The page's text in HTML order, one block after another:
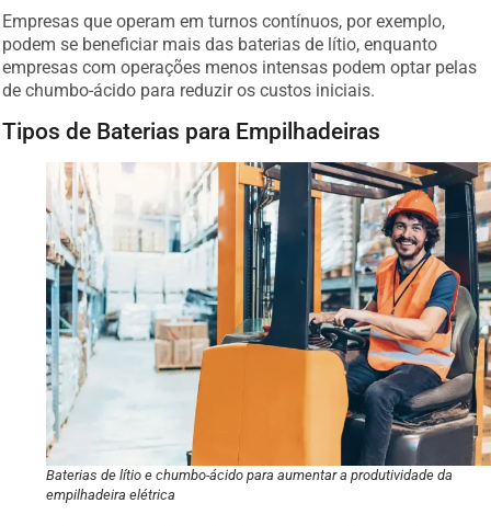
Empresas que operam em turnos contínuos, por exemplo,
podem se beneficiar mais das baterias de lítio, enquanto
empresas com operações menos intensas podem optar pelas
de chumbo-ácido para reduzir os custos iniciais.
Tipos de Baterias para Empilhadeiras
Baterias de lítio e chumbo-ácido para aumentar a produtividade da
empilhadeira elétrica